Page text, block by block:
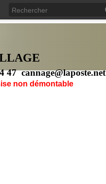
cannage@laposte.net